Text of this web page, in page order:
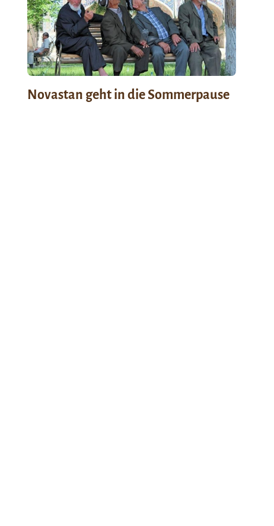
Novastan geht in die Sommerpause